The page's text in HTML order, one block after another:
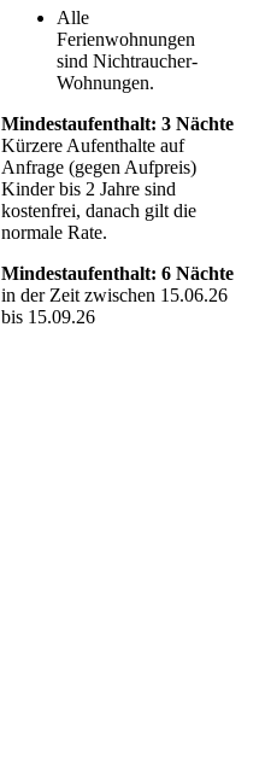
Alle
Ferienwohnungen
sind Nichtraucher-
Wohnungen.
Mindestaufenthalt: 3 Nächte
Kürzere Aufenthalte auf
Anfrage (gegen Aufpreis)
Kinder bis 2 Jahre sind
kostenfrei, danach gilt die
normale Rate.
Mindestaufenthalt: 6 Nächte
in der Zeit zwischen 15.06.26
bis 15.09.26